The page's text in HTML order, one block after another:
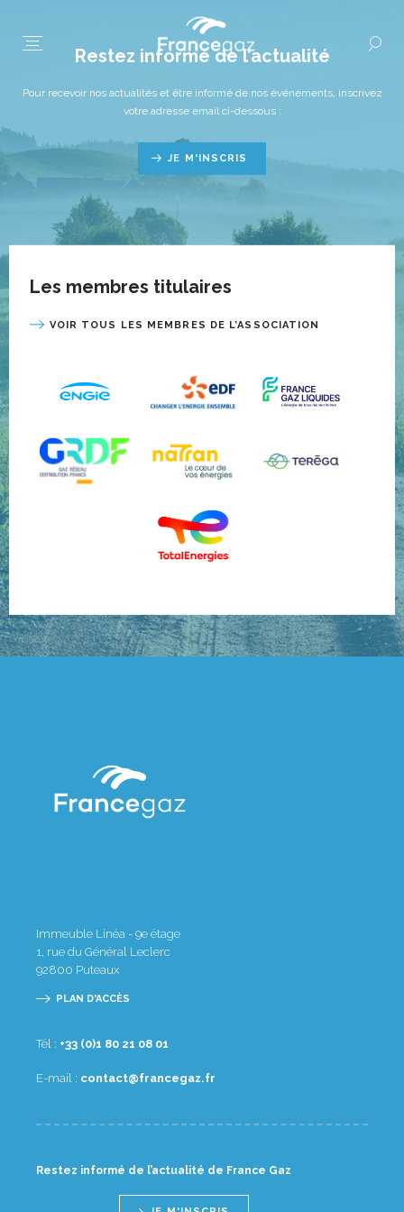
Restez informé de l’actualité
Pour recevoir nos actualités et être informé de nos événements, inscrivez
votre adresse email ci-dessous :
JE M'INSCRIS
Les membres titulaires
VOIR TOUS LES MEMBRES DE L’ASSOCIATION
Immeuble Linéa - 9e étage
1, rue du Général Leclerc
92800 Puteaux
PLAN D'ACCÈS
Tél : 10 80 12 08 1(0) 33+
E-mail : rf.zagecnarf@tcatnoc
Restez informé de l’actualité de France Gaz